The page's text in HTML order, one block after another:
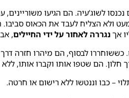
לשוג’עיה. הם הגיעו משוריינים,
ולא הצליח לעבד את הכאוס סביבו.
אךנגררה לאחור על ידי החיילים,
כששוחררו לבסוף, הם מיהרו חזרה
הם שטפו אותו וקברו אותו,
– כבו וננטשו ללא רישום או חרטה.